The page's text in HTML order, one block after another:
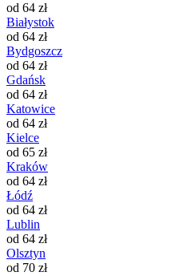
od 64 zł
Białystok
od 64 zł
Bydgoszcz
od 64 zł
Gdańsk
od 64 zł
Katowice
od 64 zł
Kielce
od 65 zł
Kraków
od 64 zł
Łódź
od 64 zł
Lublin
od 64 zł
Olsztyn
od 70 zł